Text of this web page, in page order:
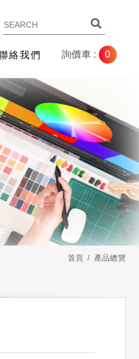
絡我們 詢價車 : 0
首頁 產品總覽